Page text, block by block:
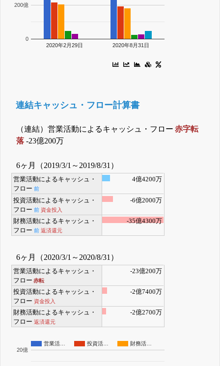
2020年2月29日 2020年8月31日
0
200億
連結キャッシュ・フロー計算書
（連結）営業活動によるキャッシュ・フロー 赤字転
落 -23億200万
6ヶ月（2019/3/1～2019/8/31）
営業活動によるキャッシュ・
フロー 前
4億4200万
投資活動によるキャッシュ・
フロー 前 資金投入
-6億2000万
財務活動によるキャッシュ・
フロー 前 返済還元
-35億4300万
6ヶ月（2020/3/1～2020/8/31）
営業活動によるキャッシュ・
フロー 赤転
-23億200万
投資活動によるキャッシュ・
フロー 資金投入
-2億7400万
財務活動によるキャッシュ・
フロー 返済還元
-2億2700万
営業活… 投資活…
財務活…
20億